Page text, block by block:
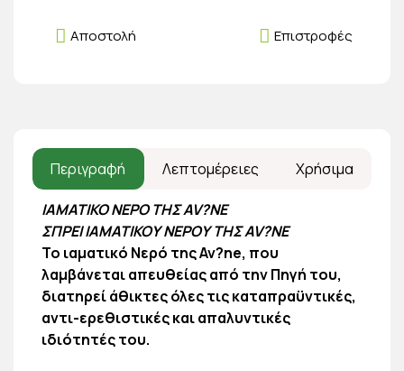
Επιστροφές
Αποστολή
Περιγραφή Λεπτομέρειες Χρήσιμα
ΙΑΜΑΤΙΚΟ ΝΕΡΟ ΤΗΣ AV?NE
ΣΠΡΕΙ ΙΑΜΑΤΙΚΟΥ ΝΕΡΟΥ ΤΗΣ AV?NE
Το ιαματικό Νερό της Av?ne, που
λαμβάνεται απευθείας από την Πηγή του,
διατηρεί άθικτες όλες τις καταπραϋντικές,
αντι-ερεθιστικές και απαλυντικές
ιδιότητές του.